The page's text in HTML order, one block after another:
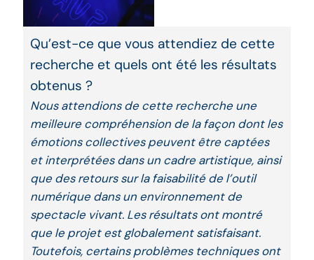
Qu’est-ce que vous attendiez de cette
recherche et quels ont été les résultats
obtenus ?
Nous attendions de cette recherche une
meilleure compréhension de la façon dont les
émotions collectives peuvent être captées
et interprétées dans un cadre artistique, ainsi
que des retours sur la faisabilité de l’outil
numérique dans un environnement de
spectacle vivant. Les résultats ont montré
que le projet est globalement satisfaisant.
Toutefois, certains problèmes techniques ont